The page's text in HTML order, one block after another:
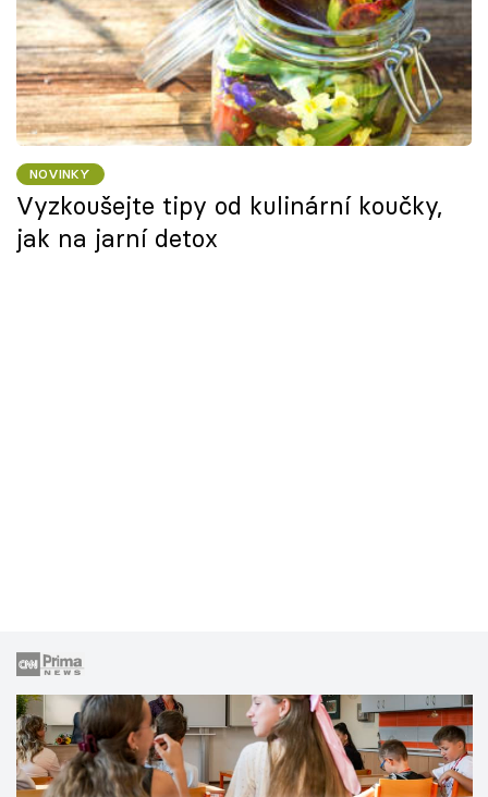
NOVINKY
Vyzkoušejte tipy od kulinární koučky,
jak na jarní detox